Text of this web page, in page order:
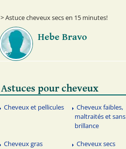
> Astuce cheveux secs en 15 minutes!
Hebe Bravo
Astuces pour cheveux
Cheveux et pellicules
Cheveux faibles,
maltraités et sans
brillance
Cheveux gras Cheveux secs